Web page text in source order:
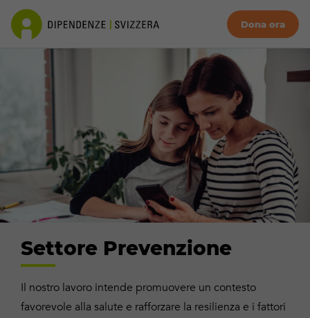
Dona ora
Settore Prevenzione
Il nostro lavoro intende promuovere un contesto
favorevole alla salute e rafforzare la resilienza e i fattori